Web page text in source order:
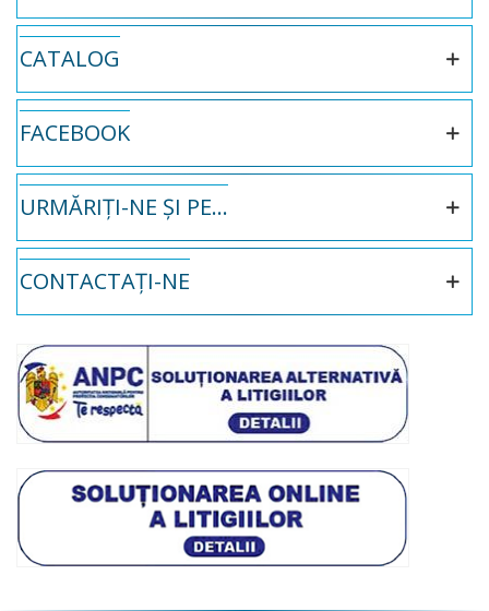
CATALOG
FACEBOOK
URMĂRIȚI-NE ȘI PE...
CONTACTAȚI-NE